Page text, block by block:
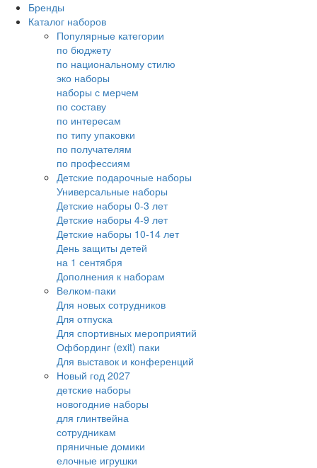
Бренды
Каталог наборов
Популярные категории
по бюджету
по национальному стилю
эко наборы
наборы с мерчем
по составу
по интересам
по типу упаковки
по получателям
по профессиям
Детские подарочные наборы
Универсальные наборы
Детские наборы 0-3 лет
Детские наборы 4-9 лет
Детские наборы 10-14 лет
День защиты детей
на 1 сентября
Дополнения к наборам
Велком-паки
Для новых сотрудников
Для отпуска
Для спортивных мероприятий
Офбординг (exit) паки
Для выставок и конференций
Новый год 2027
детские наборы
новогодние наборы
для глинтвейна
сотрудникам
пряничные домики
елочные игрушки